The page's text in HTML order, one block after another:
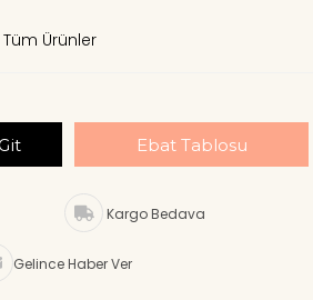
Ebat Tablosu
Kargo Bedava
Gelince Haber Ver